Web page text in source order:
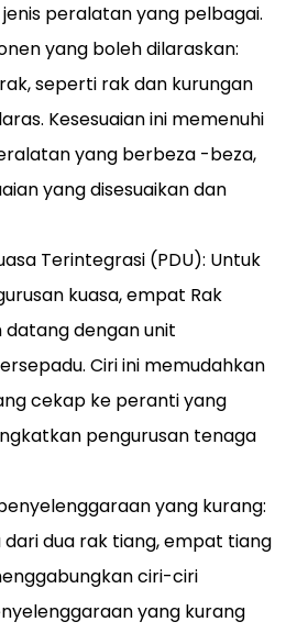
peralatan yang pelbagai.
yang boleh dilaraskan:
seperti rak dan kurungan
Kesesuaian ini memenuhi
yang berbeza -beza,
yang disesuaikan dan
Terintegrasi (PDU): Untuk
kuasa, empat Rak
dengan unit
Ciri ini memudahkan
cekap ke peranti yang
pengurusan tenaga
yang kurang:
dua rak tiang, empat tiang
ciri-ciri
yang kurang